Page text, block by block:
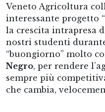
Veneto Agricoltura
interessante progetto
la crescita intrapresa
nostri studenti
“buongiorno” molto
Negro, per rendere
sempre più
che cambia,